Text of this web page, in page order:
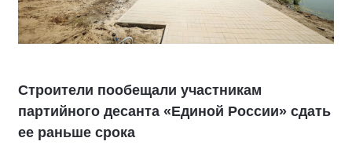
Строители пообещали участникам
партийного десанта «Единой России» сдать
ее раньше срока